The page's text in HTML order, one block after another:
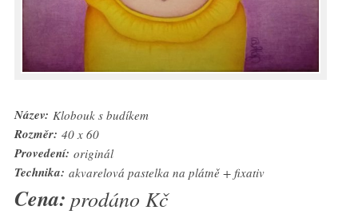
Název: Klobouk s budíkem
Rozměr: 40 x 60
Provedení: originál
Technika: akvarelová pastelka na plátně + fixativ
Cena: prodáno Kč